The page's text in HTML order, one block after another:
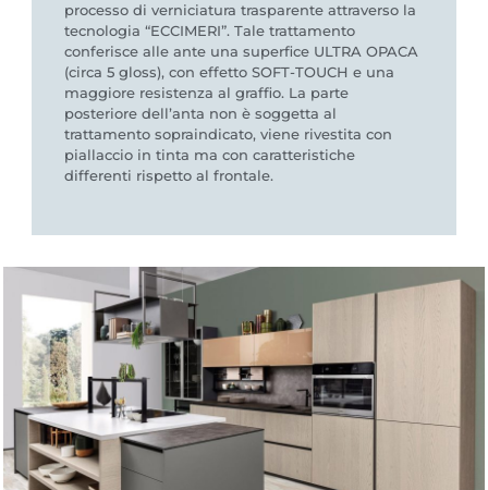
processo di verniciatura trasparente attraverso la
tecnologia “ECCIMERI”. Tale trattamento
conferisce alle ante una superfice ULTRA OPACA
(circa 5 gloss), con effetto SOFT-TOUCH e una
maggiore resistenza al graffio. La parte
posteriore dell’anta non è soggetta al
trattamento sopraindicato, viene rivestita con
piallaccio in tinta ma con caratteristiche
differenti rispetto al frontale.